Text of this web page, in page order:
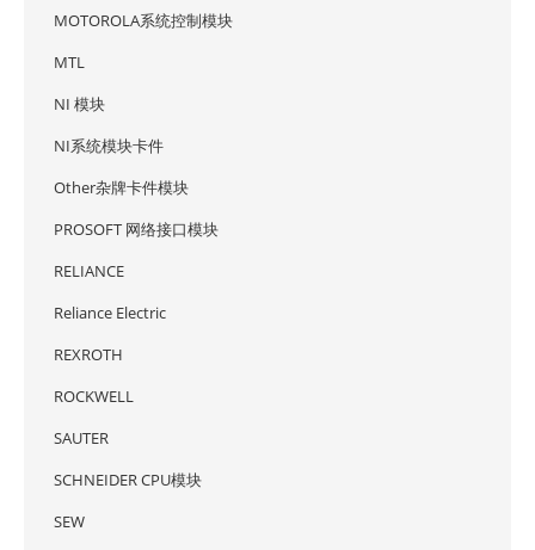
MOTOROLA系统控制模块
MTL
NI 模块
NI系统模块卡件
Other杂牌卡件模块
PROSOFT 网络接口模块
RELIANCE
Reliance Electric
REXROTH
ROCKWELL
SAUTER
SCHNEIDER CPU模块
SEW